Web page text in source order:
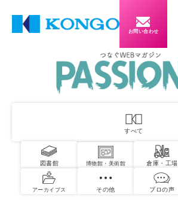
お問い合わせ
すべて
図書館 博物館・美術館 倉庫・工場
アーカイブス その他 プロの声